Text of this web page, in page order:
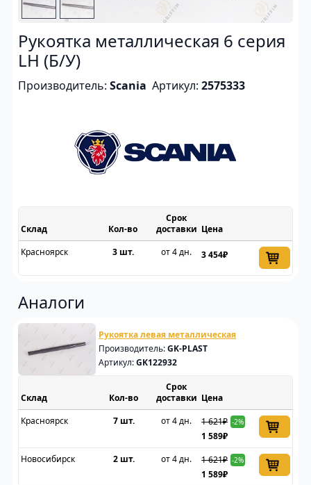
Рукоятка металлическая 6 серия
LH (Б/У)
Производитель: Scania Артикул: 2575333
Склад
Срок
доставки Цена
Красноярск
3 шт. от 4 дн. 3 454₽
Аналоги
Рукоятка левая металлическая
Производитель:GK-PLAST
Артикул:GK122932
Склад
Срок
доставки Цена
Красноярск
7 шт. от 4 дн. 1 621₽ -2%
1 589₽
Новосибирск
2 шт. от 4 дн. 1 621₽ -2%
1 589₽